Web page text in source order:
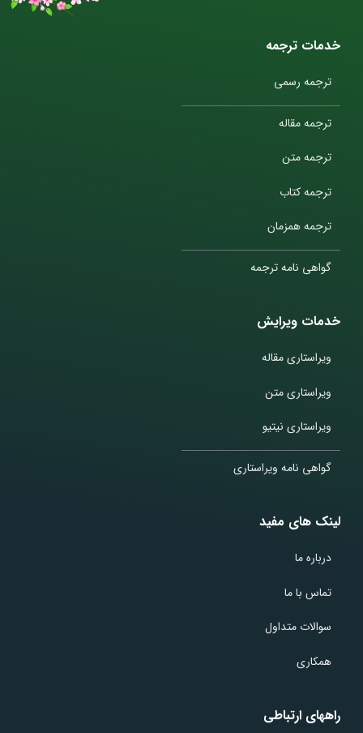
خدمات ترجمه
ترجمه رسمی
ترجمه مقاله
ترجمه متن
ترجمه کتاب
ترجمه همزمان
گواهی نامه ترجمه
خدمات ویرایش
ویراستاری مقاله
ویراستاری متن
ویراستاری نیتیو
گواهی نامه ویراستاری
لینک های مفید
درباره ما
تماس با ما
سوالات متداول
همکاری
راههای ارتباطی